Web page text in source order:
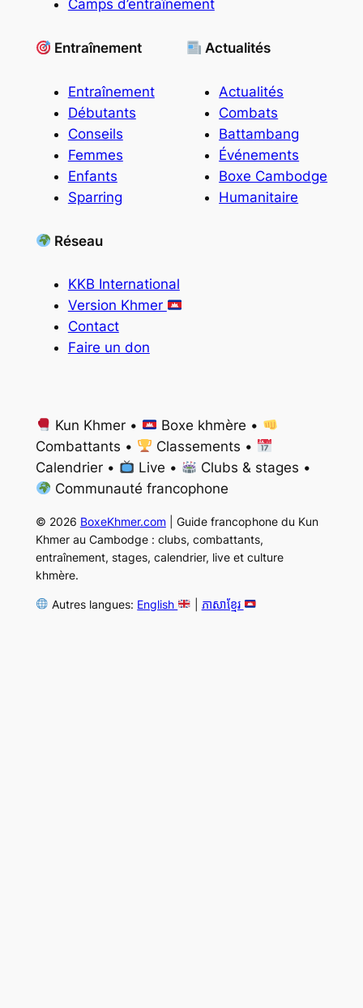
Camps d’entraînement
Entraînement
Entraînement
Débutants
Conseils
Femmes
Enfants
Sparring
Actualités
Actualités
Combats
Battambang
Événements
Boxe Cambodge
Humanitaire
Réseau
KKB International
Version Khmer
Contact
Faire un don
Kun Khmer •
Boxe khmère •
Combattants •
Classements •
Calendrier •
Live •
Clubs & stages •
Communauté francophone
© 2026 BoxeKhmer.com| Guide francophone du Kun
Khmer au Cambodge : clubs, combattants,
entraînement, stages, calendrier, live et culture
khmère.
Autres langues: English ភាសាខ្មែរ